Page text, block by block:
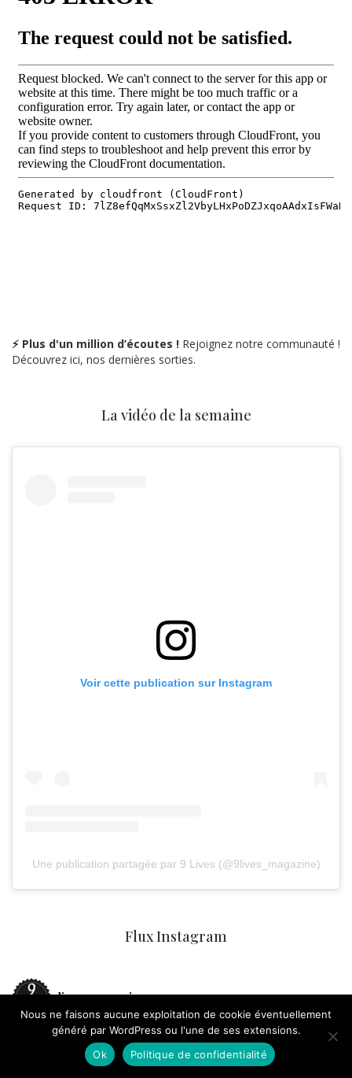
⚡ Plus d'un million d’écoutes ! Rejoignez notre communauté !
Découvrez ici, nos dernières sorties.
La vidéo de la semaine
Voir cette publication sur Instagram
Une publication partagée par 9 Lives (@9lives_magazine)
Flux Instagram
9lives_magazine
Nous ne faisons aucune exploitation de cookie éventuellement
généré par WordPress ou l'une de ses extensions.
Ok
Politique de confidentialité